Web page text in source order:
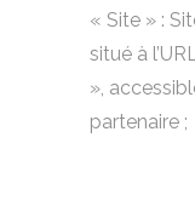
« Site » :
situé à
»,
partenaire ;